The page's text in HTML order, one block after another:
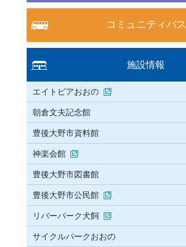
コミュニティバス
施設情報
エイトピアおおの
朝倉文夫記念館
豊後大野市資料館
神楽会館
豊後大野市図書館
豊後大野市公民館
リバーパーク犬飼
サイクルパークおおの